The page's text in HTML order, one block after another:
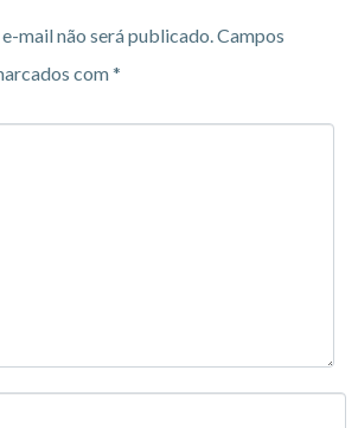
mail não será publicado.Campos
com*